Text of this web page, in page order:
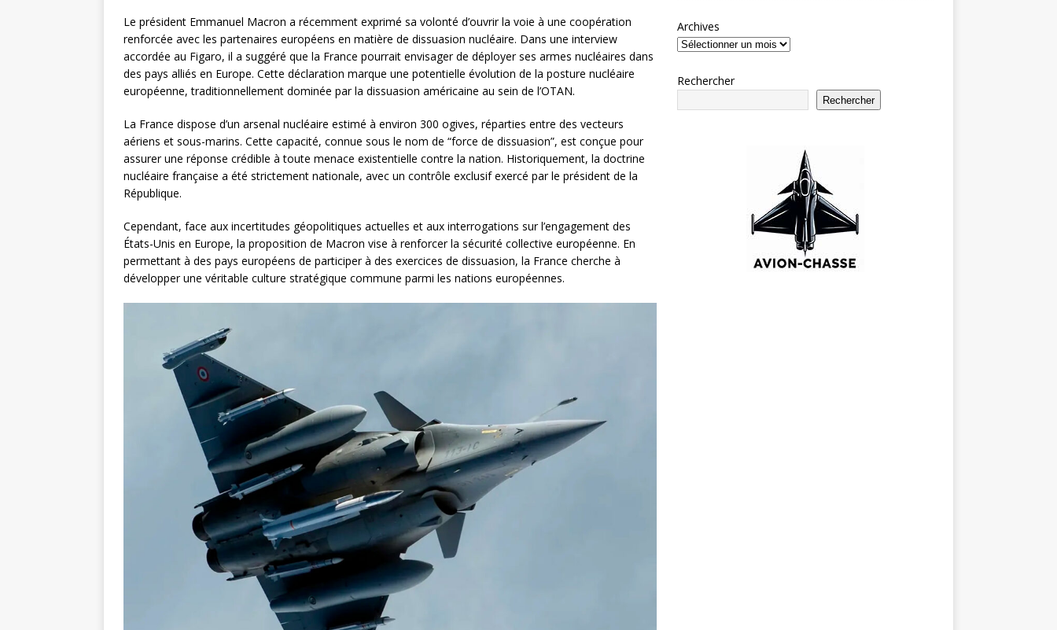
Le président Emmanuel Macron a récemment exprimé sa volonté d’ouvrir la voie à une coopération
renforcée avec les partenaires européens en matière de dissuasion nucléaire. Dans une interview
accordée au Figaro, il a suggéré que la France pourrait envisager de déployer ses armes nucléaires dans
des pays alliés en Europe. Cette déclaration marque une potentielle évolution de la posture nucléaire
européenne, traditionnellement dominée par la dissuasion américaine au sein de l’OTAN.
La France dispose d’un arsenal nucléaire estimé à environ 300 ogives, réparties entre des vecteurs
aériens et sous-marins. Cette capacité, connue sous le nom de “force de dissuasion”, est conçue pour
assurer une réponse crédible à toute menace existentielle contre la nation. Historiquement, la doctrine
nucléaire française a été strictement nationale, avec un contrôle exclusif exercé par le président de la
République.
Cependant, face aux incertitudes géopolitiques actuelles et aux interrogations sur l’engagement des
États-Unis en Europe, la proposition de Macron vise à renforcer la sécurité collective européenne. En
permettant à des pays européens de participer à des exercices de dissuasion, la France cherche à
développer une véritable culture stratégique commune parmi les nations européennes.
Archives
Rechercher
Rechercher